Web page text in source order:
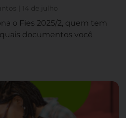
| 14 de julho
o Fies 2025/2, quem tem
documentos você